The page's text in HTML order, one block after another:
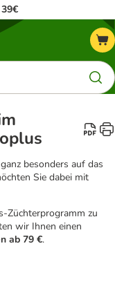
besonders auf das
Sie dabei mit
Züchterprogramm zu
wir Ihnen einen
ab 79 €.